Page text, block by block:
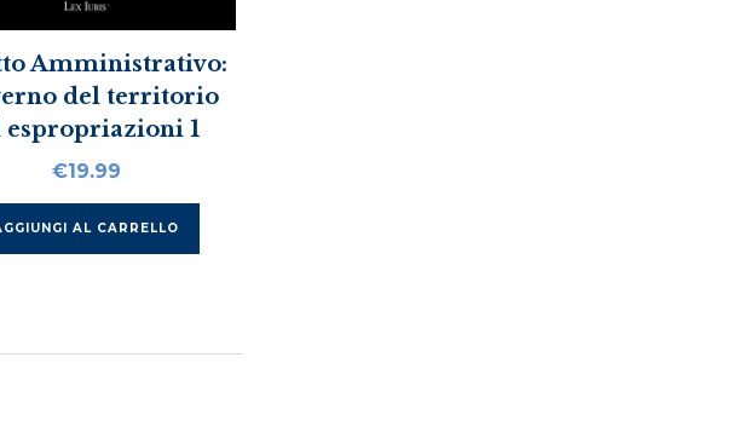
Amministrativo:
del territorio
espropriazioni 1
€19.99
AL CARRELLO